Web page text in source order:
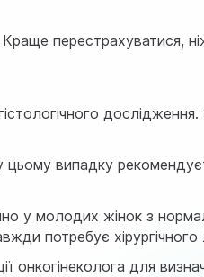
перестрахуватися,
випадку
у молодих жінок з
потребує хірургічного
для